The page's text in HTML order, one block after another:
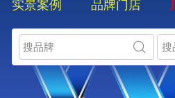
实景案例
品牌门店